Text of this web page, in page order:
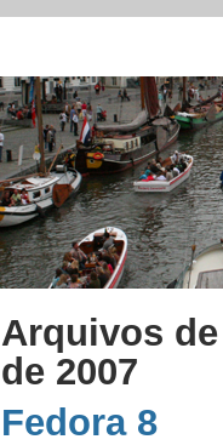
Arquivos
de 2007
Fedora 8